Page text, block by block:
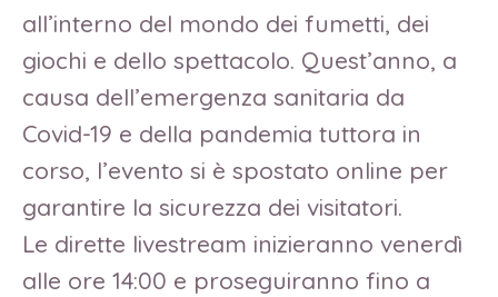
all’interno del mondo dei fumetti, dei
giochi e dello spettacolo. Quest’anno, a
causa dell’emergenza sanitaria da
Covid-19 e della pandemia tuttora in
corso, l’evento si è spostato online per
garantire la sicurezza dei visitatori.
Le dirette livestream inizieranno venerdì
alle ore 14:00 e proseguiranno fino a